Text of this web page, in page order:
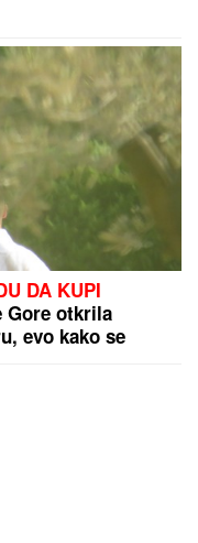
DA KUPI
Gore otkrila
evo kako se